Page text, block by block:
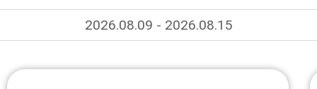
2026.08.09 - 2026.08.15